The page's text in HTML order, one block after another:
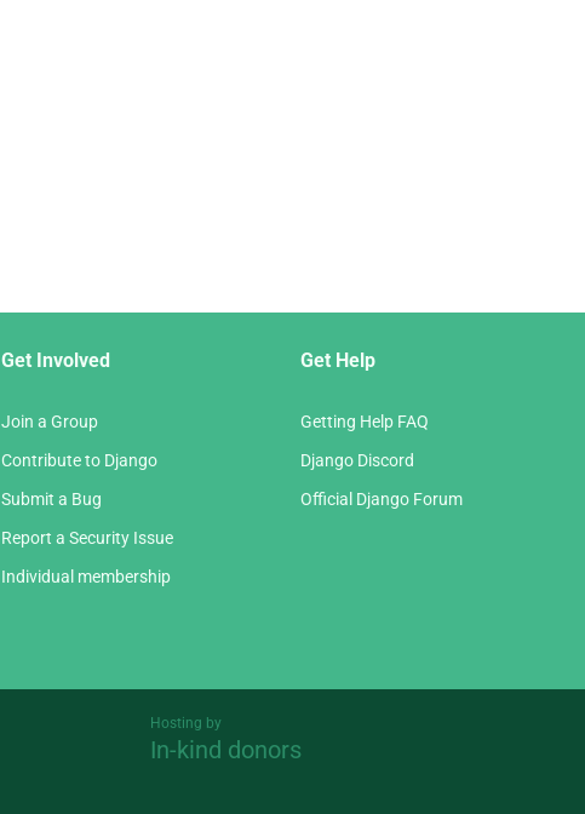
Get Involved
Join a Group
Contribute to Django
Submit a Bug
Report a Security Issue
Individual membership
Get Help
Getting Help FAQ
Django Discord
Official Django Forum
Hosting by
In-kind donors